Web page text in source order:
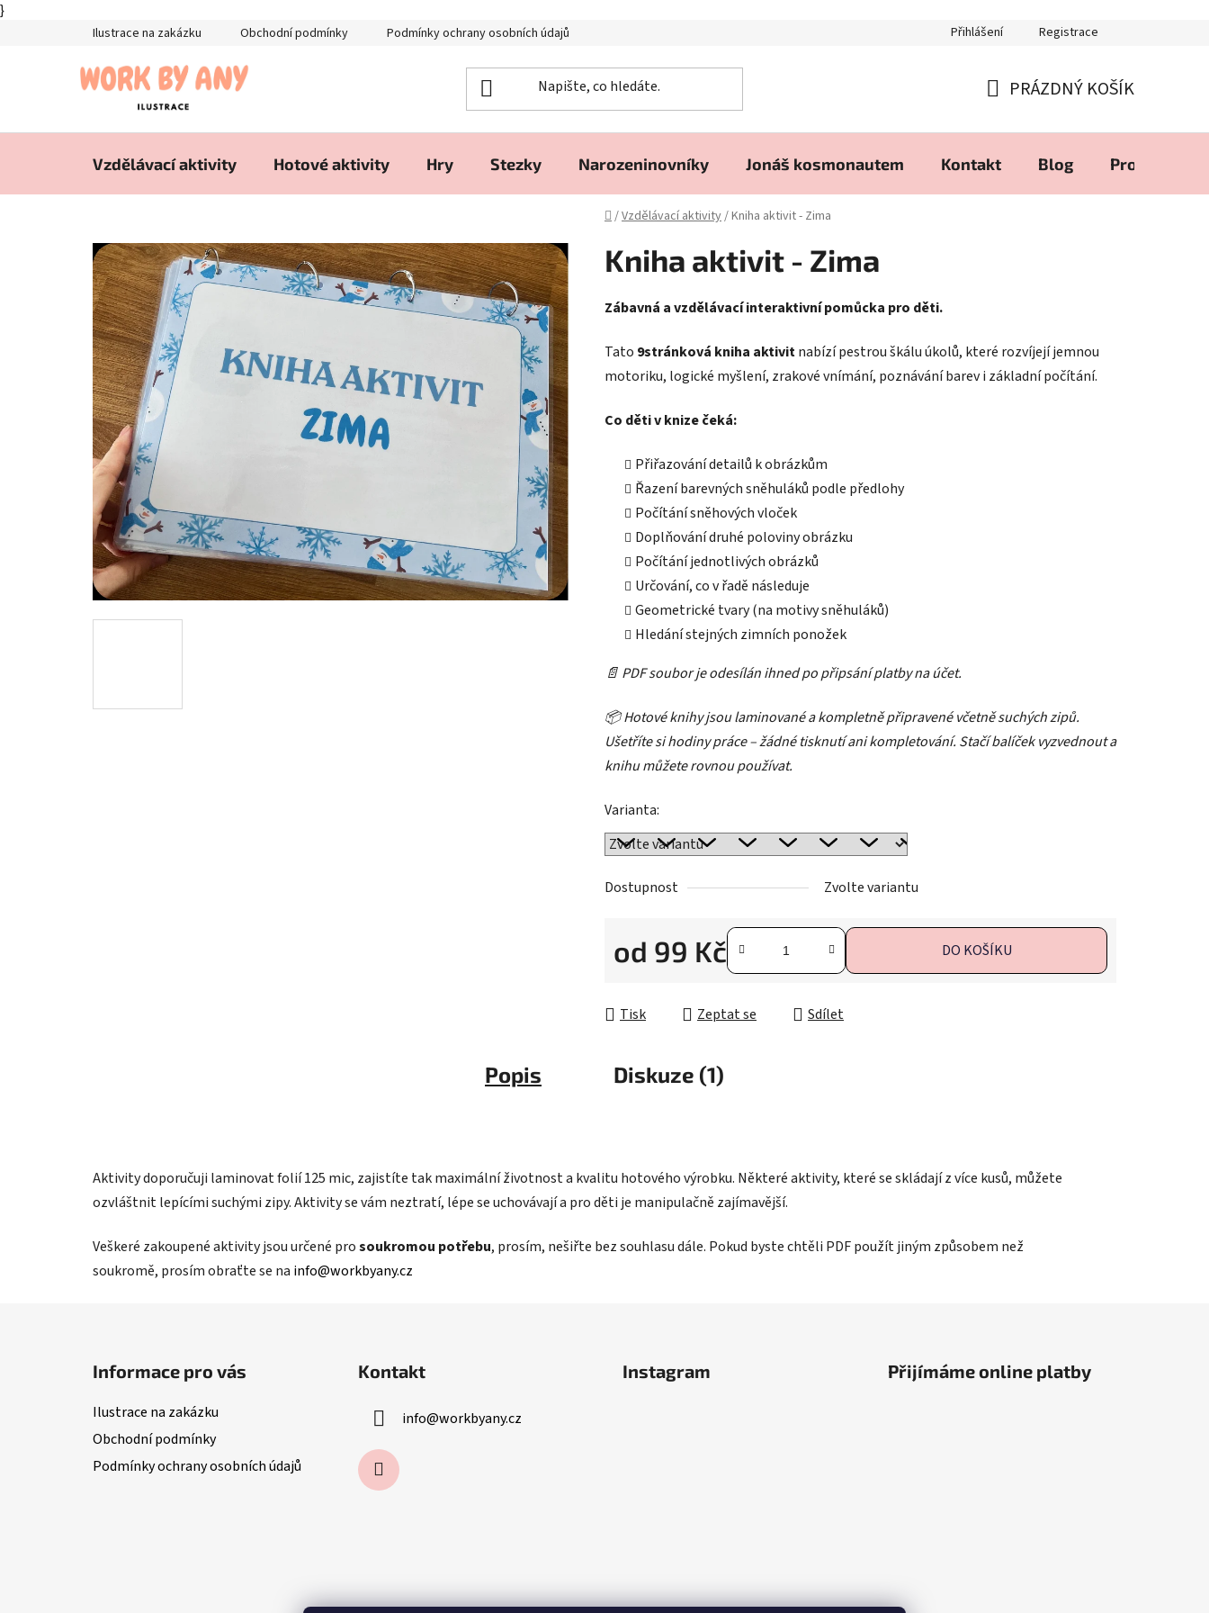
}
Ilustrace na zakázku Obchodní podmínky Podmínky ochrany osobních údajů Přihlášení Registrace
KOŠÍK
PRÁZDNÝ KOŠÍK
Vzdělávací aktivity Hotové aktivity Hry Stezky Narozeninovníky Jonáš kosmonautem Kontakt Blog Produkty
Domů
/Vzdělávací aktivity/Kniha aktivit - Zima
Kniha aktivit - Zima
Zábavná a vzdělávací interaktivní pomůcka pro děti.
Tato 9stránková kniha aktivitnabízí pestrou škálu úkolů, které rozvíjejí jemnou
motoriku, logické myšlení, zrakové vnímání, poznávání barev i základní počítání.
Co děti v knize čeká:
Přiřazování detailů k obrázkům
Řazení barevných sněhuláků podle předlohy
Počítání sněhových vloček
Doplňování druhé poloviny obrázku
Počítání jednotlivých obrázků
Určování, co v řadě následuje
Geometrické tvary (na motivy sněhuláků)
Hledání stejných zimních ponožek
📄 PDF soubor je odesílán ihned po připsání platby na účet.
📦 Hotové knihy jsou laminované a kompletně připravené včetně suchých zipů.
Ušetříte si hodiny práce – žádné tisknutí ani kompletování. Stačí balíček vyzvednout a
knihu můžete rovnou používat.
Varianta:
Dostupnost Zvolte variantu
od 99 Kč DO KOŠÍKU
Tisk Zeptat se Sdílet
Popis Diskuze (1)
Aktivity doporučuji laminovat folií 125 mic, zajistíte tak maximální životnost a kvalitu hotového výrobku. Některé aktivity, které se skládají z více kusů, můžete
ozvláštnit lepícími suchými zipy. Aktivity se vám neztratí, lépe se uchovávají a pro děti je manipulačně zajímavější.
Veškeré zakoupené aktivity jsou určené prosoukromou potřebu, prosím, nešiřte bez souhlasu dále. Pokud byste chtěli PDF použít jiným způsobem než
soukromě, prosím obraťte se na info@workbyany.cz
Informace pro vás
Ilustrace na zakázku
Obchodní podmínky
Podmínky ochrany osobních údajů
Kontakt
info@workbyany.cz
Instagram Přijímáme online platby